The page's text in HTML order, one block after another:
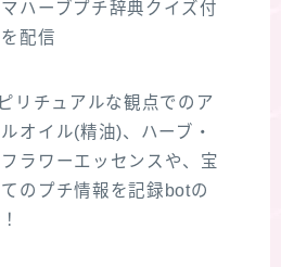
ハーブプチ辞典クイズ付
配信
リチュアルな観点でのア
オイル(精油)、ハーブ・
ラワーエッセンスや、宝
のプチ情報を記録botの